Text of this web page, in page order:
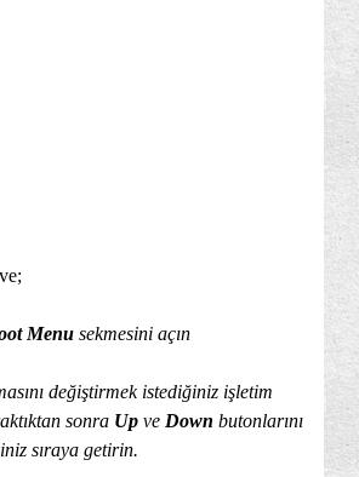
Menu sekmesini açın
değiştirmek istediğiniz işletim
sonra Up ve Down butonlarını
sıraya getirin.